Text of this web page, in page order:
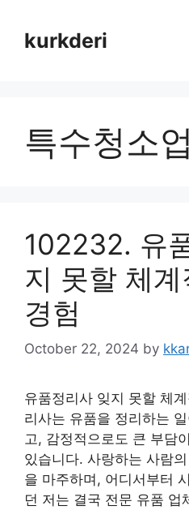
contentkurkderi
특수청소
102232. 유
지 못할 체
경험
October 22, 2024 by
유품정리사 잊지 못할 체
리사는 유품을 정리하는
고, 감정적으로도 큰 부담
있습니다. 사랑하는 사람
을 마주하며, 어디서부터
던 저는 결국 전문 유품 업